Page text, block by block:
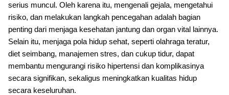
serius muncul. Oleh karena itu, mengenali gejala, mengetahui
risiko, dan melakukan langkah pencegahan adalah bagian
penting dari menjaga kesehatan jantung dan organ vital lainnya.
Selain itu, menjaga pola hidup sehat, seperti olahraga teratur,
diet seimbang, manajemen stres, dan cukup tidur, dapat
membantu mengurangi risiko hipertensi dan komplikasinya
secara signifikan, sekaligus meningkatkan kualitas hidup
secara keseluruhan.